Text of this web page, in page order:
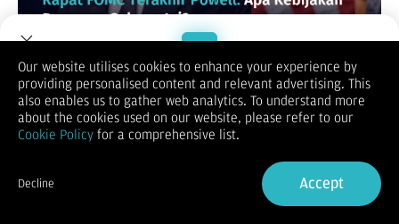
Di dunia finansial global, tidak ada panggung yang lebih
megah dan mendebarkan selain ruang konferensi pers Federal
Reserve (The Fed) di Washington D.C. Selama bertahun-tahun,
setiap helaan napas, jeda kalimat, dan pilihan kata dari Sang
Ketua, Jerome Powell, telah menjadi kompas yang
Kini,
menunjukkan sebuah momen
bersejarah. Rapat Federal Open Market Committee (FOMC)
Welcome to Dupoin.
Trade with a Trusted Broker
Sign in
Our website utilises cookies to enhance your experience by
providing personalised content and relevant advertising. This
also enables us to gather web analytics. To understand more
about the cookies used on our website, please refer to our
Cookie Policy for a comprehensive list.
Decline Accept